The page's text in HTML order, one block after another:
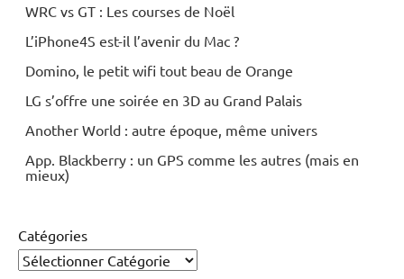
WRC vs GT : Les courses de Noël
L’iPhone4S est-il l’avenir du Mac ?
Domino, le petit wifi tout beau de Orange
LG s’offre une soirée en 3D au Grand Palais
Another World : autre époque, même univers
App. Blackberry : un GPS comme les autres (mais en
mieux)
Catégories